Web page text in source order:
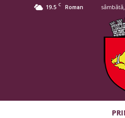
19.5 C Roman